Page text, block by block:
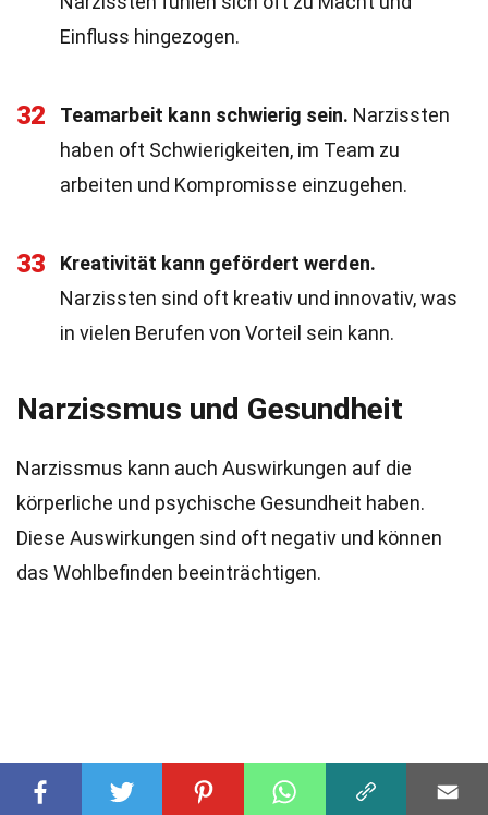
Einfluss hingezogen.
32 Teamarbeit kann schwierig sein. Narzissten
haben oft Schwierigkeiten, im Team zu
arbeiten und Kompromisse einzugehen.
33
Kreativität kann gefördert werden.
Narzissten sind oft kreativ und innovativ, was
in vielen Berufen von Vorteil sein kann.
Narzissmus und Gesundheit
Narzissmus kann auch Auswirkungen auf die
körperliche und psychische Gesundheit haben.
Diese Auswirkungen sind oft negativ und können
das Wohlbefinden beeinträchtigen.